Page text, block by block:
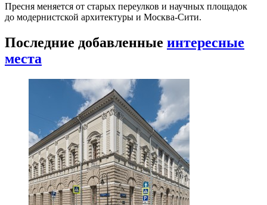
Пресня меняется от старых переулков и научных площадок
до модернистской архитектуры и Москва-Сити.
Последние добавленные интересные
места